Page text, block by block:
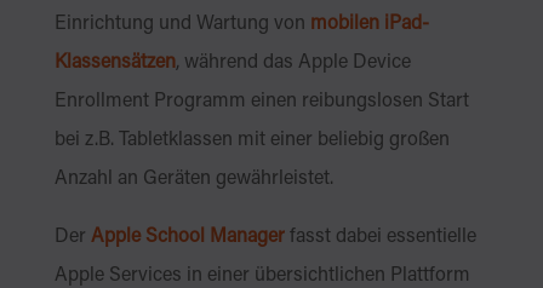
Einrichtung und Wartung von mobilen iPad-
Klassensätzen, während das Apple Device
Enrollment Programm einen reibungslosen Start
bei z.B. Tabletklassen mit einer beliebig großen
Anzahl an Geräten gewährleistet.
Der Apple School Manager fasst dabei essentielle
Apple Services in einer übersichtlichen Plattform